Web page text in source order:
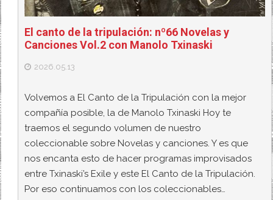
El canto de la tripulación: nº66 Novelas y
Canciones Vol.2 con Manolo Txinaski
2026.05.13
Volvemos a El Canto de la Tripulación con la mejor
compañía posible, la de Manolo Txinaski Hoy te
traemos el segundo volumen de nuestro
coleccionable sobre Novelas y canciones. Y es que
nos encanta esto de hacer programas improvisados
entre Txinaski’s Exile y este El Canto de la Tripulación.
Por eso continuamos con los coleccionables…